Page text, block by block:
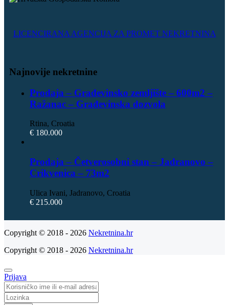
LICENCIRANA AGENCIJA ZA PROMET NEKRETNINA
Najnovije nekretnine
Prodaja – Građevinsko zemljište – 600m2 –
Ražanac – Građevinska dozvola
Rtina, Croatia
€ 180.000
Prodaja – Četverosobni stan – Jadranovo –
Crikvenica – 73m2
Ulica Ivani, Jadranovo, Croatia
€ 215.000
Copyright © 2018 - 2026 Nekretnina.hr
Copyright © 2018 - 2026 Nekretnina.hr
Prijava